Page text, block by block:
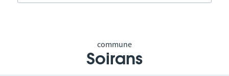
commune
Soirans